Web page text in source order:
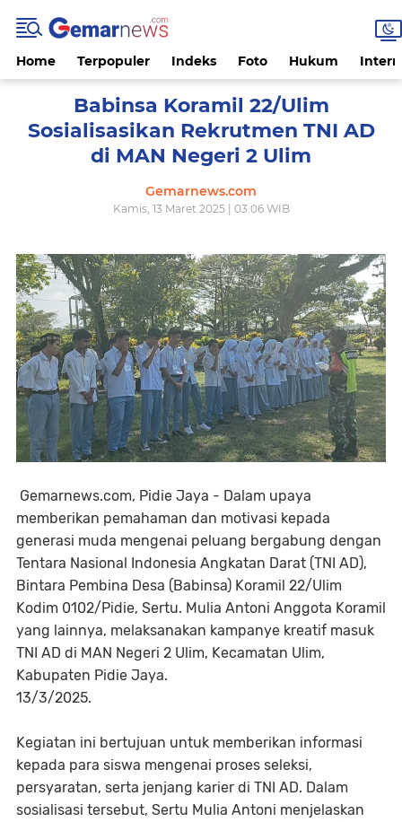
Home Terpopuler Indeks Foto Hukum
Babinsa Koramil 22/Ulim
Sosialisasikan Rekrutmen TNI AD
di MAN Negeri 2 Ulim
Gemarnews.com
Kamis, 13 Maret 2025 | 03.06 WIB
Gemarnews.com, Pidie Jaya - Dalam upaya
memberikan pemahaman dan motivasi kepada
generasi muda mengenai peluang bergabung dengan
Tentara Nasional Indonesia Angkatan Darat (TNI AD),
Bintara Pembina Desa (Babinsa) Koramil 22/Ulim
Kodim 0102/Pidie, Sertu. Mulia Antoni Anggota Koramil
yang lainnya, melaksanakan kampanye kreatif masuk
TNI AD di MAN Negeri 2 Ulim, Kecamatan Ulim,
Kabupaten Pidie Jaya.
13/3/2025.
Kegiatan ini bertujuan untuk memberikan informasi
kepada para siswa mengenai proses seleksi,
persyaratan, serta jenjang karier di TNI AD. Dalam
sosialisasi tersebut, Sertu Mulia Antoni menjelaskan